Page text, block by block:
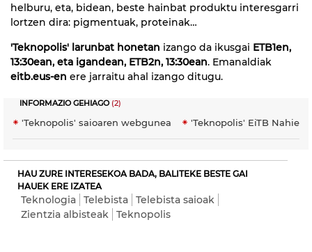
helburu, eta, bidean, beste hainbat produktu interesgarri
lortzen dira: pigmentuak, proteinak…
'Teknopolis' larunbat honetan izango da ikusgai ETB1en,
13:30ean, eta igandean, ETB2n, 13:30ean. Emanaldiak
eitb.eus-en ere jarraitu ahal izango ditugu.
INFORMAZIO GEHIAGO(2)
'Teknopolis' saioaren webgunea 'Teknopolis' EiTB
HAU ZURE INTERESEKOA BADA, BALITEKE BESTE GAI
HAUEK ERE IZATEA
Teknologia Telebista
Telebista saioak
Zientzia albisteak
Teknopolis